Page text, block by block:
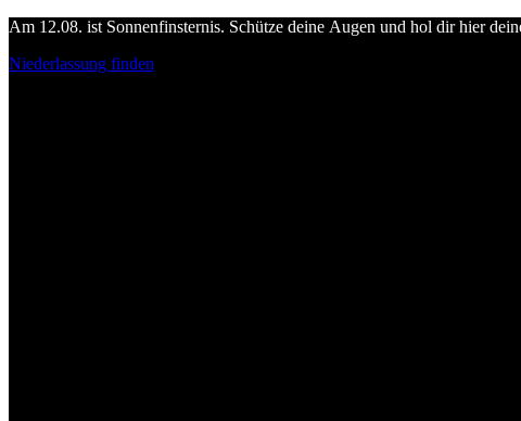
Am 12.08. ist Sonnenfinsternis. Schütze deine Augen und hol dir hier
Niederlassung finden